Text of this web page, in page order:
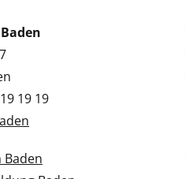
19 19
Baden